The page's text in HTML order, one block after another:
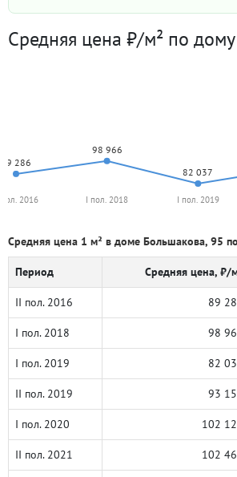
Средняя цена ₽/м² по дому
89 286
98 966
82 037
2016 I пол. 2018 I пол. 2019
Средняя цена 1 м² в доме Большакова, 95
Период Средняя цена, ₽/
II пол. 2016 89
I пол. 2018 98
I пол. 2019 82
II пол. 2019 93
I пол. 2020 102
II пол. 2021 102